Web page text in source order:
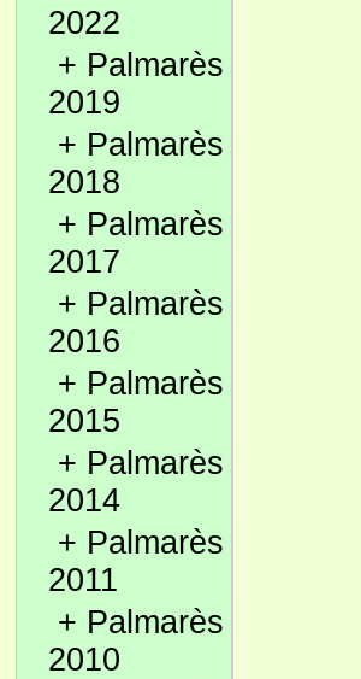
2022
+ Palmarès
2019
+ Palmarès
2018
+ Palmarès
2017
+ Palmarès
2016
+ Palmarès
2015
+ Palmarès
2014
+ Palmarès
2011
+ Palmarès
2010